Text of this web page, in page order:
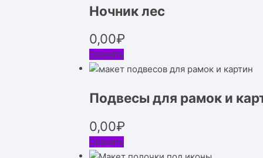
Ночник лес
0,00₽
Скачать
Подвесы для рамок и
0,00₽
Скачать